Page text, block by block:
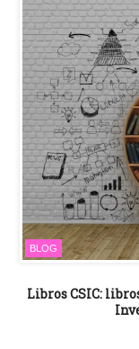
BLOG
Libros CSIC: